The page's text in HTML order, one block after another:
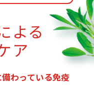
よる
ア
わっている免疫